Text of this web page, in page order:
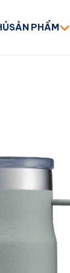
SẢN PHẨM